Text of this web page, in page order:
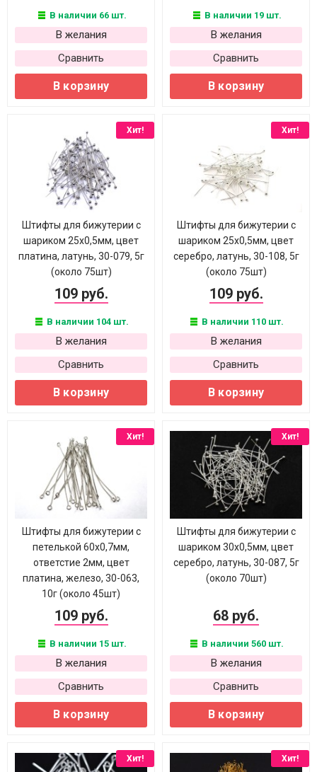
В наличии 66 шт.
В желания
Сравнить
В корзину
В наличии 19 шт.
В желания
Сравнить
В корзину
Хит!
Штифты для бижутерии с
шариком 25х0,5мм, цвет
платина, латунь, 30-079, 5г
(около 75шт)
109 руб.
В наличии 104 шт.
В желания
Сравнить
В корзину
Хит!
Штифты для бижутерии с
шариком 25х0,5мм, цвет
серебро, латунь, 30-108, 5г
(около 75шт)
109 руб.
В наличии 110 шт.
В желания
Сравнить
В корзину
Хит!
Штифты для бижутерии с
петелькой 60х0,7мм,
ответстие 2мм, цвет
платина, железо, 30-063,
10г (около 45шт)
109 руб.
В наличии 15 шт.
В желания
Сравнить
В корзину
Хит!
Штифты для бижутерии с
шариком 30х0,5мм, цвет
серебро, латунь, 30-087, 5г
(около 70шт)
68 руб.
В наличии 560 шт.
В желания
Сравнить
В корзину
Хит! Хит!